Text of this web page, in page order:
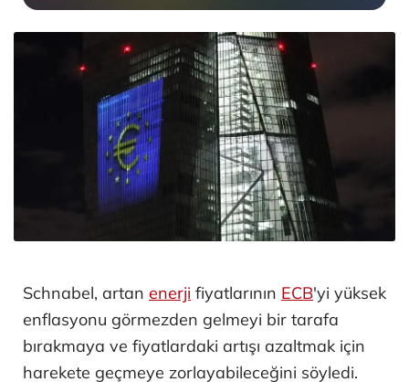
Schnabel, artan enerji fiyatlarının ECB'yi yüksek
enflasyonu görmezden gelmeyi bir tarafa
bırakmaya ve fiyatlardaki artışı azaltmak için
harekete geçmeye zorlayabileceğini söyledi.